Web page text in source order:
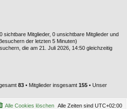
sichtbare Mitglieder, 0 unsichtbare Mitglieder und
der letzten 5 Minuten)
die am 21. Juli 2026, 14:50 gleichzeitig
83 • Mitglieder insgesamt 155 • Unser
Alle Zeiten sind UTC+02:00
Alle Cookies löschen